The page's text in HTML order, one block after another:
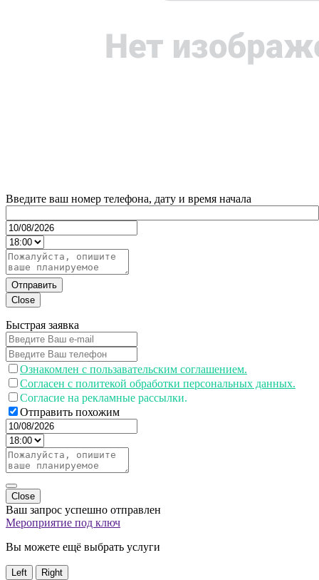
Введите ваш номер телефона, дату и время начала
Отправить
Close
Быстрая заявка
Ознакомлен с пользавательским соглашением.
Согласен с политекой обработки персональных данных.
Согласие на рекламные рассылки.
Отправить похожим
Close
Ваш запрос успешно отправлен
Мероприятие под ключ
Вы можете ещё выбрать услуги
Left Right